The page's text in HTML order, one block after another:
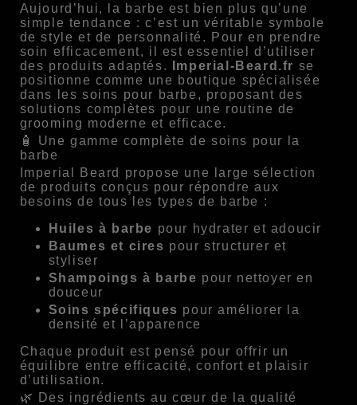
Aujourd’hui, la barbe est bien plus qu’une
simple tendance : c’est un véritable symbole
de style et de personnalité. Pour en prendre
soin efficacement, il est essentiel d’utiliser
des produits adaptés.
Imperial-Beard.fr se
positionne comme une boutique spécialisée
dans les soins pour barbe, proposant des
solutions complètes pour une routine de
grooming moderne et efficace.
🧴 Une gamme complète de soins pour la
barbe
Imperial Beard propose une large sélection
de produits conçus pour répondre aux
besoins de tous les types de barbe :
Huiles à barbe pour hydrater et adoucir
Baumes et cires pour structurer et
styliser
Shampoings à barbe pour nettoyer en
douceur
Soins spécifiques pour améliorer la
densité et l’apparence
Chaque produit est pensé pour offrir un
équilibre entre efficacité, confort et plaisir
d’utilisation.
🌿 Des ingrédients au cœur de la qualité